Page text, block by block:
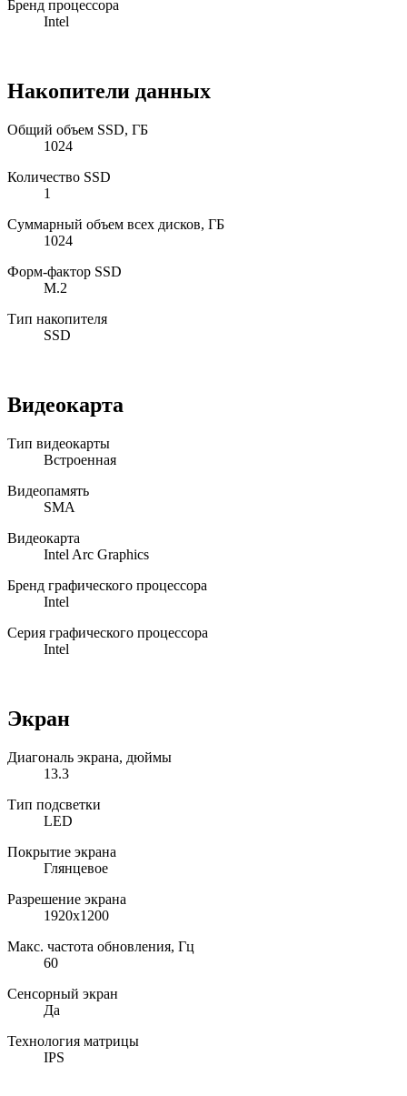
Бренд процессора
Intel
Накопители данных
Общий объем SSD, ГБ
1024
Количество SSD
1
Суммарный объем всех дисков, ГБ
1024
Форм-фактор SSD
M.2
Тип накопителя
SSD
Видеокарта
Тип видеокарты
Встроенная
Видеопамять
SMA
Видеокарта
Intel Arc Graphics
Бренд графического процессора
Intel
Серия графического процессора
Intel
Экран
Диагональ экрана, дюймы
13.3
Тип подсветки
LED
Покрытие экрана
Глянцевое
Разрешение экрана
1920x1200
Макс. частота обновления, Гц
60
Сенсорный экран
Да
Технология матрицы
IPS